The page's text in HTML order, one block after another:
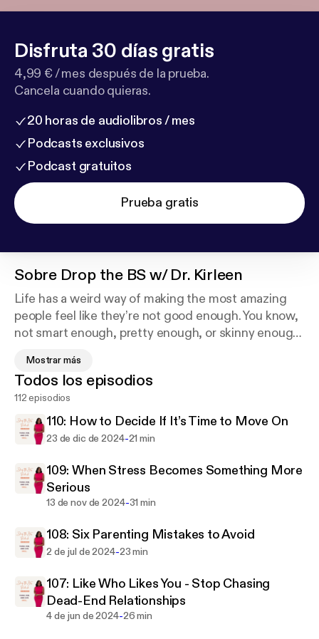
Disfruta 30 días gratis
4,99 € / mes después de la prueba.
Cancela cuando quieras.
20 horas de audiolibros / mes
Podcasts exclusivos
Podcast gratuitos
Prueba gratis
Sobre Drop the BS w/ Dr. Kirleen
Life has a weird way of making the most amazing
people feel like they’re not good enough. You know,
not smart enough, pretty enough, or skinny enough.
you through those moments. In each episode,
seasoned therapist Dr. Kirleen Neely will take you in
session to learn the tools you need to drop your
backstory and live your best today story.306221
Mostrar más
Todos los episodios
112 episodios
110: How to Decide If It’s Time to Move On
23 de dic de 2024-21 min
109: When Stress Becomes Something More
Serious
13 de nov de 2024-31 min
108: Six Parenting Mistakes to Avoid
2 de jul de 2024-23 min
107: Like Who Likes You - Stop Chasing
Dead-End Relationships
4 de jun de 2024-26 min